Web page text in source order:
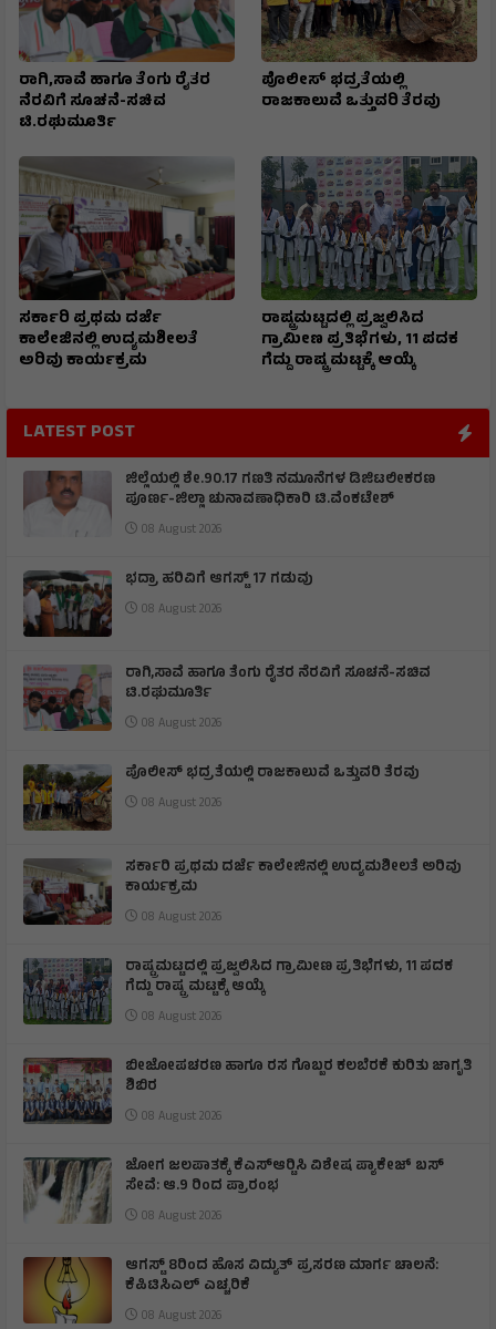
ರಾಗಿ,ಸಾವೆ ಹಾಗೂ ತೆಂಗು ರೈತರ
ನೆರವಿಗೆ ಸೂಚನೆ-ಸಚಿವ
ಟಿ.ರಘುಮೂರ್ತಿ
ಪೊಲೀಸ್ ಭದ್ರತೆಯಲ್ಲಿ
ರಾಜಕಾಲುವೆ ಒತ್ತುವರಿ ತೆರವು
ಸರ್ಕಾರಿ ಪ್ರಥಮ ದರ್ಜೆ
ಕಾಲೇಜಿನಲ್ಲಿ ಉದ್ಯಮಶೀಲತೆ
ಅರಿವು ಕಾರ್ಯಕ್ರಮ
ರಾಷ್ಟ್ರಮಟ್ಟದಲ್ಲಿ ಪ್ರಜ್ವಲಿಸಿದ
ಗ್ರಾಮೀಣ ಪ್ರತಿಭೆಗಳು, 11 ಪದಕ
ಗೆದ್ದು ರಾಷ್ಟ್ರ ಮಟ್ಟಕ್ಕೆ ಆಯ್ಕೆ
LATEST POST
ಜಿಲ್ಲೆಯಲ್ಲಿ ಶೇ.90.17 ಗಣತಿ ನಮೂನೆಗಳ ಡಿಜಿಟಲೀಕರಣ
ಪೂರ್ಣ-ಜಿಲ್ಲಾ ಚುನಾವಣಾಧಿಕಾರಿ ಟಿ.ವೆಂಕಟೇಶ್
08 August 2026
ಭದ್ರಾ ಹರಿವಿಗೆ ಆಗಸ್ಟ್ 17 ಗಡುವು
08 August 2026
ರಾಗಿ,ಸಾವೆ ಹಾಗೂ ತೆಂಗು ರೈತರ ನೆರವಿಗೆ ಸೂಚನೆ-ಸಚಿವ
ಟಿ.ರಘುಮೂರ್ತಿ
08 August 2026
ಪೊಲೀಸ್ ಭದ್ರತೆಯಲ್ಲಿ ರಾಜಕಾಲುವೆ ಒತ್ತುವರಿ ತೆರವು
08 August 2026
ಸರ್ಕಾರಿ ಪ್ರಥಮ ದರ್ಜೆ ಕಾಲೇಜಿನಲ್ಲಿ ಉದ್ಯಮಶೀಲತೆ ಅರಿವು
ಕಾರ್ಯಕ್ರಮ
08 August 2026
ರಾಷ್ಟ್ರಮಟ್ಟದಲ್ಲಿ ಪ್ರಜ್ವಲಿಸಿದ ಗ್ರಾಮೀಣ ಪ್ರತಿಭೆಗಳು, 11 ಪದಕ
ಗೆದ್ದು ರಾಷ್ಟ್ರ ಮಟ್ಟಕ್ಕೆ ಆಯ್ಕೆ
08 August 2026
ಬೀಜೋಪಚರಣ ಹಾಗೂ ರಸ ಗೊಬ್ಬರ ಕಲಬೆರಕೆ ಕುರಿತು ಜಾಗೃತಿ
ಶಿಬಿರ
08 August 2026
ಜೋಗ ಜಲಪಾತಕ್ಕೆ ಕೆಎಸ್‍ಆರ್‍ಟಿಸಿ ವಿಶೇಷ ಪ್ಯಾಕೇಜ್ ಬಸ್
ಸೇವೆ: ಆ.9 ರಿಂದ ಪ್ರಾರಂಭ
08 August 2026
ಆಗಸ್ಟ್ 8ರಿಂದ ಹೊಸ ವಿದ್ಯುತ್ ಪ್ರಸರಣ ಮಾರ್ಗ ಚಾಲನೆ:
ಕೆಪಿಟಿಸಿಎಲ್ ಎಚ್ಚರಿಕೆ
08 August 2026